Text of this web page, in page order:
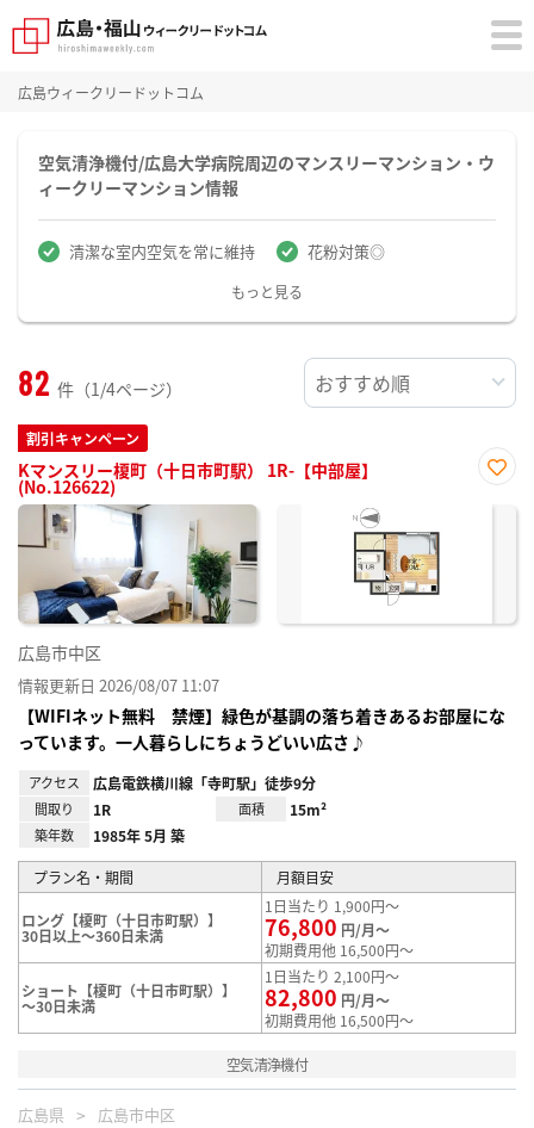
広島ウィークリードットコム
空気清浄機付/広島大学病院周辺のマンスリーマンション・ウ
ィークリーマンション情報
清潔な室内空気を常に維持 花粉対策◎
もっと見る
82 件（1/4ページ）
割引キャンペーン
Kマンスリー榎町（十日市町駅） 1R-【中部屋】
(No.126622)
に入
広島市中区
情報更新日 2026/08/07 11:07
【WIFIネット無料 禁煙】緑色が基調の落ち着きあるお部屋にな
っています。一人暮らしにちょうどいい広さ♪
アクセス 広島電鉄横川線「寺町駅」徒歩9分
間取り 1R 面積 15m²
築年数 1985年 5月 築
プラン名・期間 月額目安
ロング【榎町（十日市町駅）】
30日以上～360日未満
1日当たり 1,900円～
76,800 円/月～
初期費用他 16,500円～
ショート【榎町（十日市町駅）】
～30日未満
1日当たり 2,100円～
82,800 円/月～
初期費用他 16,500円～
空気清浄機付
広島県 広島市中区